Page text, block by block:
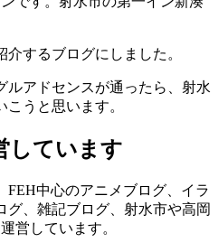
するブログにしました。
ルアドセンスが通ったら、射水
うと思います。
しています
中心のアニメブログ、イラ
グ、雑記ブログ、射水市や高岡
営しています。